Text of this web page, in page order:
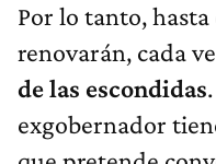
Por lo tanto,
renovarán, cada
de las escondidas
exgobernador